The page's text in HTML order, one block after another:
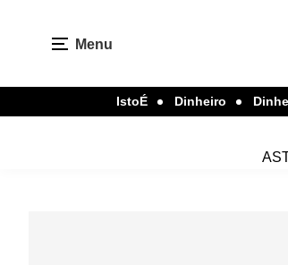
Menu
IstoÉ Dinheiro